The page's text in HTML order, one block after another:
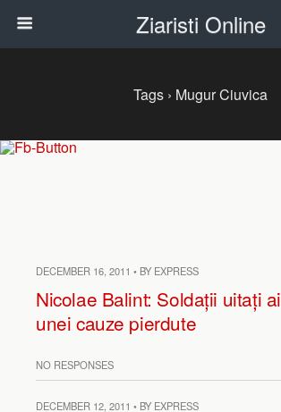
Ziaristi Online
Tags › Mugur Ciuvica
DECEMBER 16, 2011 • BY EXPRESS
Nicolae Balint: Soldații uitați ai
unei cauze pierdute
NO RESPONSES
DECEMBER 12, 2011 • BY EXPRESS